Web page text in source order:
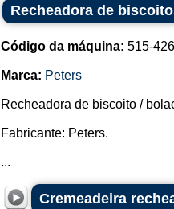
Recheadora de
Código da máquina: 515-426
Marca: Peters
Recheadora de biscoito /
Fabricante: Peters.
...
Cremeadeira